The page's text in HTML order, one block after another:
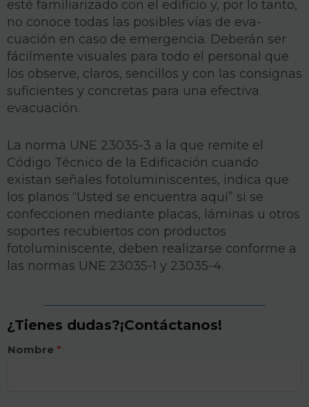
esté familiarizado con el edificio y, por lo tanto,
no conoce todas las posibles vías de eva­
cuación en caso de emergencia. Deberán ser
fácilmente visuales para todo el personal que
los observe, claros, sencillos y con las consignas
suficientes y concretas para una efectiva
evacuación.
La norma UNE 23035-3 a la que remite el
Código Técni­co de la Edificación cuando
existan señales fotoluminiscentes, indica que
los planos “Usted se encuentra aquí” si se
confeccionen mediante placas, láminas u otros
soportes recubiertos con productos
fotoluminiscente, deben realizarse conforme a
las normas UNE 23035-1 y 23035-4.
¿Tienes dudas?¡Contáctanos!
Nombre *